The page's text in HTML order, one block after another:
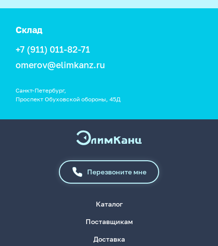
Склад
+7 (911) 011-82-71
omerov@elimkanz.ru
Санкт-Петербург,
Проспект Обуховской обороны, 45Д
Перезвоните мне
Каталог
Поставщикам
Доставка